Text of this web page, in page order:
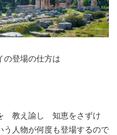
の登場の仕方は
教え諭し 知恵をさずけ
う人物が何度も登場するので